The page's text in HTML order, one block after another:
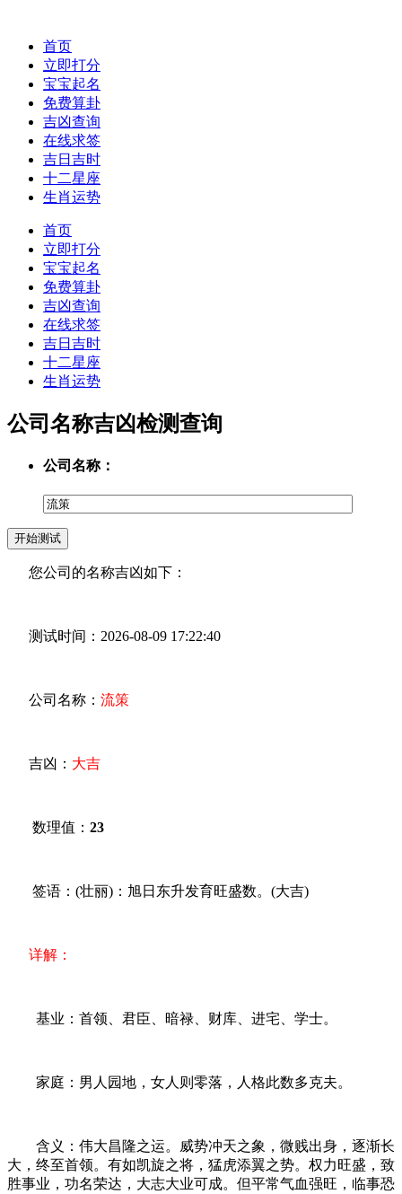
首页
立即打分
宝宝起名
免费算卦
吉凶查询
在线求签
吉日吉时
十二星座
生肖运势
首页
立即打分
宝宝起名
免费算卦
吉凶查询
在线求签
吉日吉时
十二星座
生肖运势
公司名称吉凶检测查询
公司名称：
您公司的名称吉凶如下：
测试时间：2026-08-09 17:22:40
公司名称： 流策
吉凶： 大吉
数理值： 23
签语：(壮丽)：旭日东升发育旺盛数。(大吉)
详解：
基业：首领、君臣、暗禄、财库、进宅、学士。
家庭：男人园地，女人则零落，人格此数多克夫。
含义：伟大昌隆之运。威势冲天之象，微贱出身，逐渐长
大，终至首领。有如凯旋之将，猛虎添翼之势。权力旺盛，致
胜事业，功名荣达，大志大业可成。但平常气血强旺，临事恐